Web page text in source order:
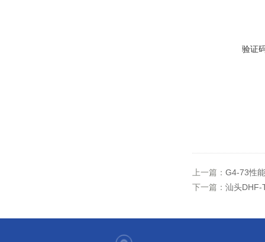
验证
上一篇： G4-73性
下一篇： 汕头DHF-